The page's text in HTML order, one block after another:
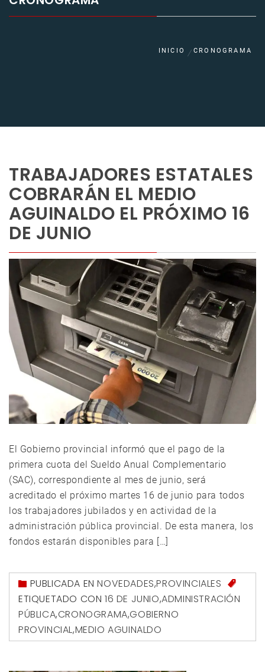
INICIO CRONOGRAMA
TRABAJADORES ESTATALES
COBRARÁN EL MEDIO
AGUINALDO EL PRÓXIMO 16
DE JUNIO
El Gobierno provincial informó que el pago de la
primera cuota del Sueldo Anual Complementario
(SAC), correspondiente al mes de junio, será
acreditado el próximo martes 16 de junio para todos
los trabajadores jubilados y en actividad de la
administración pública provincial. De esta manera, los
fondos estarán disponibles para […]
PUBLICADA ENNOVEDADES,PROVINCIALES
ETIQUETADO CON 16 DE JUNIO,ADMINISTRACIÓN
PÚBLICA,CRONOGRAMA,GOBIERNO
PROVINCIAL,MEDIO AGUINALDO